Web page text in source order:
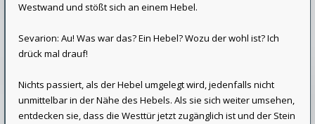
Westwand und stößt sich an einem Hebel.
Sevarion: Au! Was war das? Ein Hebel? Wozu der wohl ist? Ich
drück mal drauf!
Nichts passiert, als der Hebel umgelegt wird, jedenfalls nicht
unmittelbar in der Nähe des Hebels. Als sie sich weiter umsehen,
entdecken sie, dass die Westtür jetzt zugänglich ist und der Stein